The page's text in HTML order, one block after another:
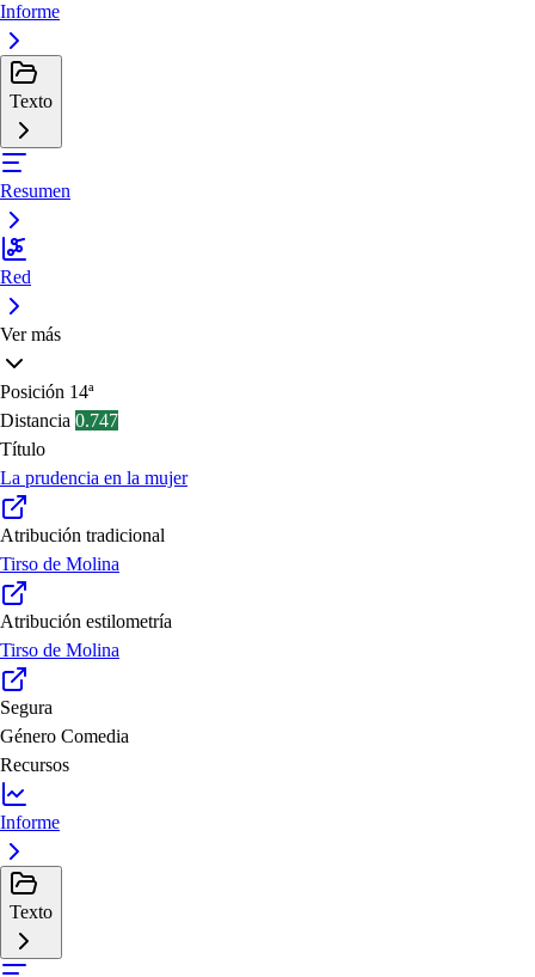
Informe
Texto
Resumen
Red
Ver más
Posición 14ª
Distancia 0.747
Título
La prudencia en la mujer
Atribución tradicional
Tirso de Molina
Atribución estilometría
Tirso de Molina
Segura
Género Comedia
Recursos
Informe
Texto